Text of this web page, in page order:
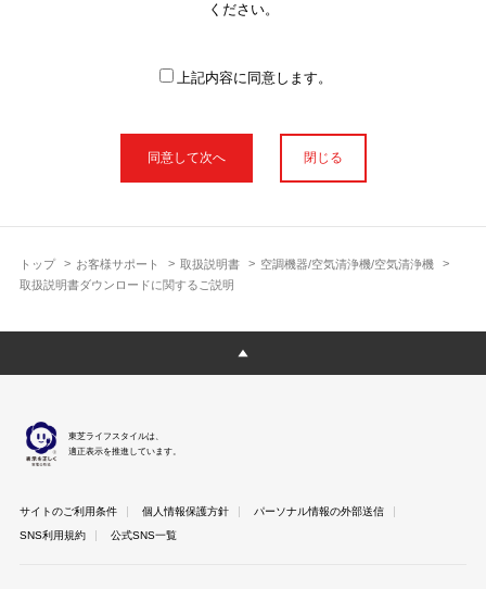
トップ お客様サポート 取扱説明書
空調機器/空気清浄機/空気清浄機
取扱説明書ダウンロードに関するご説明
トに公開されている取扱説明書の内容とお手持ちの製品の仕様に
使用上のご注意や安全上のご注意、また測定基準や数値等は取扱
説明書が作成された時点での基準に応じた内容となっております
明書以外の印刷物が同梱されている場合がありますが、本サイト
ではそれらを全て公開しておりませんのであらかじめご了承くだ
本サイトのサービスは予告なく中止または内容を変更する場合が
ございますのであらかじめご了承ください。
さま以外からのお問い合わせにはお答えできない場合があります
のであらかじめご了承ください。
ください。
上記内容に同意します。
閉じる
東芝ライフスタイルは、
適正表示を推進しています。
サイトのご利用条件 個人情報保護方針
パーソナル情報の外部送信
SNS利用規約
公式SNS一覧